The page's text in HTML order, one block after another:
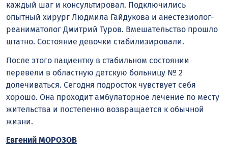
каждый шаг и консультировал. Подключились
опытный хирург Людмила Гайдукова и анестезиолог-
реаниматолог Дмитрий Туров. Вмешательство прошло
штатно. Состояние девочки стабилизировали.
После этого пациентку в стабильном состоянии
перевели в областную детскую больницу № 2
долечиваться. Сегодня подросток чувствует себя
хорошо. Она проходит амбулаторное лечение по месту
жительства и постепенно возвращается к обычной
жизни.
Евгений МОРОЗОВ